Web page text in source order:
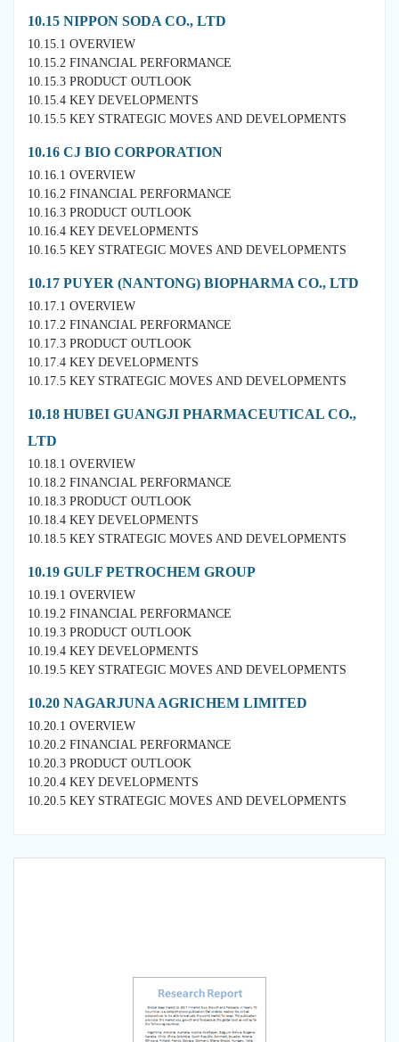
10.15 NIPPON SODA CO., LTD
10.15.1 OVERVIEW
10.15.2 FINANCIAL PERFORMANCE
10.15.3 PRODUCT OUTLOOK
10.15.4 KEY DEVELOPMENTS
10.15.5 KEY STRATEGIC MOVES AND DEVELOPMENTS
10.16 CJ BIO CORPORATION
10.16.1 OVERVIEW
10.16.2 FINANCIAL PERFORMANCE
10.16.3 PRODUCT OUTLOOK
10.16.4 KEY DEVELOPMENTS
10.16.5 KEY STRATEGIC MOVES AND DEVELOPMENTS
10.17 PUYER (NANTONG) BIOPHARMA CO., LTD
10.17.1 OVERVIEW
10.17.2 FINANCIAL PERFORMANCE
10.17.3 PRODUCT OUTLOOK
10.17.4 KEY DEVELOPMENTS
10.17.5 KEY STRATEGIC MOVES AND DEVELOPMENTS
10.18 HUBEI GUANGJI PHARMACEUTICAL CO.,
LTD
10.18.1 OVERVIEW
10.18.2 FINANCIAL PERFORMANCE
10.18.3 PRODUCT OUTLOOK
10.18.4 KEY DEVELOPMENTS
10.18.5 KEY STRATEGIC MOVES AND DEVELOPMENTS
10.19 GULF PETROCHEM GROUP
10.19.1 OVERVIEW
10.19.2 FINANCIAL PERFORMANCE
10.19.3 PRODUCT OUTLOOK
10.19.4 KEY DEVELOPMENTS
10.19.5 KEY STRATEGIC MOVES AND DEVELOPMENTS
10.20 NAGARJUNA AGRICHEM LIMITED
10.20.1 OVERVIEW
10.20.2 FINANCIAL PERFORMANCE
10.20.3 PRODUCT OUTLOOK
10.20.4 KEY DEVELOPMENTS
10.20.5 KEY STRATEGIC MOVES AND DEVELOPMENTS